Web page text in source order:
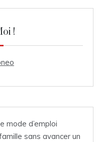
!
mode d’emploi
sans avancer un